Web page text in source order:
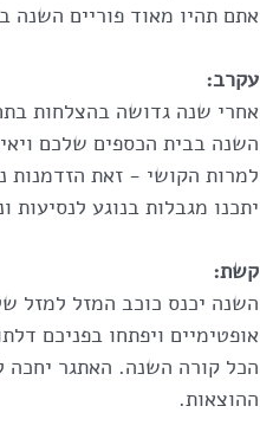
אתם תהיו מאוד פוריים השנה
עקרב:
אחרי שנה גדושה בהצלחות
השנה בבית הכספים שלכם
למרות הקושי - זאת הזדמנות
יתכנו מגבלות בנוגע לנסיעות
קשת:
השנה יכנס כוכב המזל למזל
אופטימיים ויפתחו בפניכם
הכל קורה השנה. האתגר יחכה
ההוצאות.